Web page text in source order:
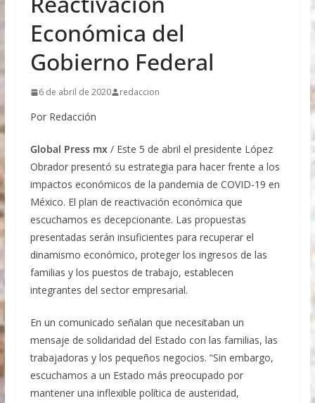
253 millones de litros a 4 mil 285 millones de
productiva —en particular de las y los
como cebada, trigo y maíz—, la calidad e
trabajo conjunto con las autoridades federales y
ampliar la presencia de los productos mexicanos
Agricultura y Desarrollo Rural, encabezada por
Columba Jazmín López Gutiérrez, refrenda su
compromiso de impulsar programas y proyectos
que fortalezcan la productividad, la innovación y
la competitividad de la cadena productiva de
cerveza, por los distintos beneficios a la
economía familiar y nacional
Aprueba Comisión Permanente conmemorar con
timbre postal ocho décadas de diplomacia con la
República Libanesa
Fracking, solo si hay pleno respeto al medio
Rabadán
Ex gobernador Ángel Aguirre ordenó destruir
videos clave del caso Ayotzinapa
Económica del
Gobierno Federal
6 de abril de 2020 redaccion
Por Redacción
Global Press mx/ Este 5 de abril el presidente López
Obrador presentó su estrategia para hacer frente a los
impactos económicos de la pandemia de COVID-19 en
México. El plan de reactivación económica que
escuchamos es decepcionante. Las propuestas
presentadas serán insuficientes para recuperar el
dinamismo económico, proteger los ingresos de las
familias y los puestos de trabajo, establecen
integrantes del sector empresarial.
En un comunicado señalan que necesitaban un
mensaje de solidaridad del Estado con las familias, las
trabajadoras y los pequeños negocios. “Sin embargo,
escuchamos a un Estado más preocupado por
mantener una inflexible política de austeridad,